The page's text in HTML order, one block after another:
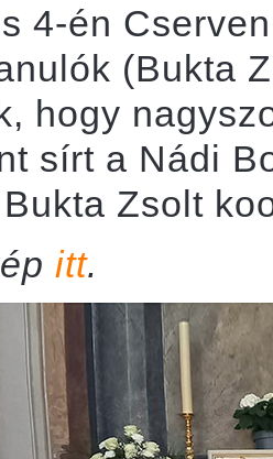
4-én
(Bukta
hogy
sírt a Nádi
Zsolt
itt.